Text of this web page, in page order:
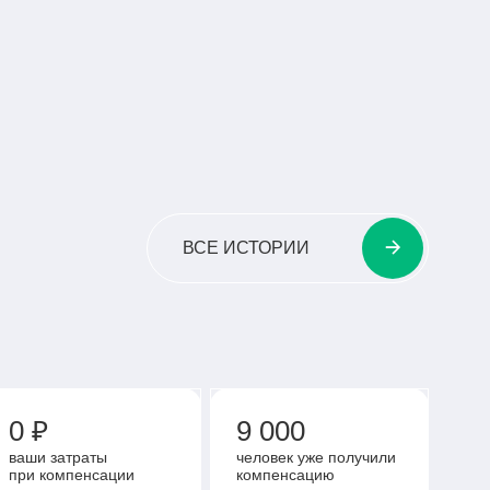
ВСЕ ИСТОРИИ
0 ₽
ваши затраты
при компенсации
9 000
человек уже получили
компенсацию